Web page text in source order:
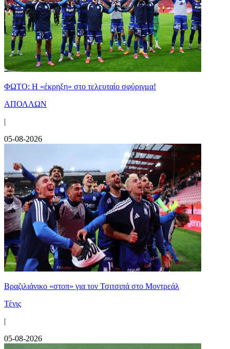
ΦΩΤΟ: Η «έκρηξη» στο τελευταίο σφύριγμα!
ΑΠΟΛΛΩΝ
|
05-08-2026
Βραζιλιάνικο «στοπ» για τον Τσιτσιπά στο Μοντρεάλ
Τένις
|
05-08-2026